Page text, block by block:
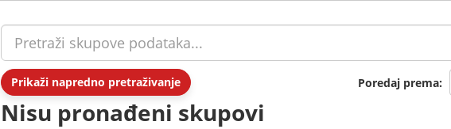
Prikaži napredno pretraživanje Poredaj prema
Nisu pronađeni skupovi